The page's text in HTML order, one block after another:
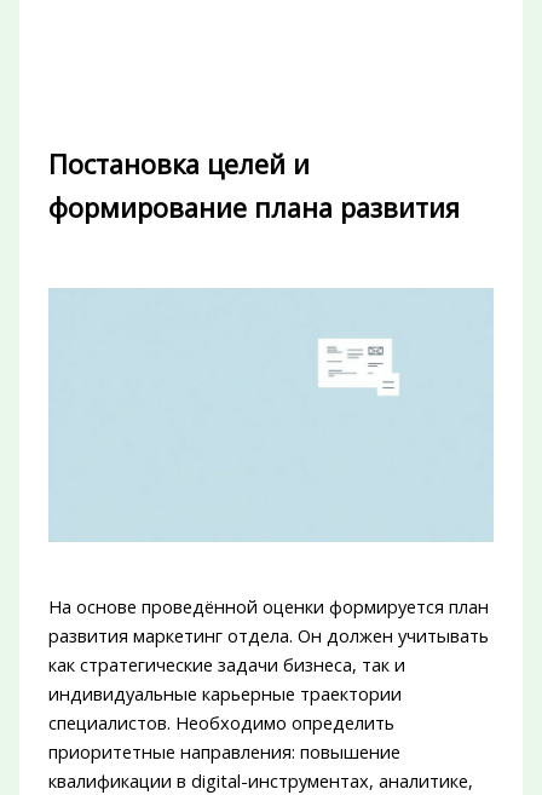
Постановка целей и
формирование плана развития
На основе проведённой оценки формируется план
развития маркетинг отдела. Он должен учитывать
как стратегические задачи бизнеса, так и
индивидуальные карьерные траектории
специалистов. Необходимо определить
приоритетные направления: повышение
квалификации в digital-инструментах, аналитике,